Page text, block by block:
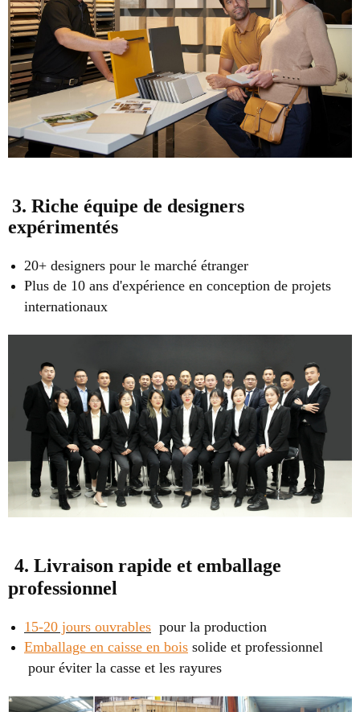
3. Riche équipe de designers
expérimentés
20+ designers pour le marché étranger
Plus de 10 ans d'expérience en conception de projets
internationaux
4. Livraison rapide et emballage
professionnel
15-20 jours ouvrables pour la production
Emballage en caisse en bois solide et professionnel
pour éviter la casse et les rayures